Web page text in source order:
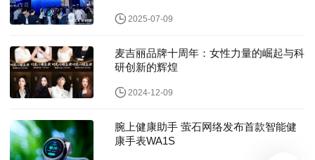
2025-07-09
麦吉丽品牌十周年：女性力量的崛起与科
研创新的辉煌
2024-12-09
腕上健康助手 萤石网络发布首款智能健
康手表WA1S